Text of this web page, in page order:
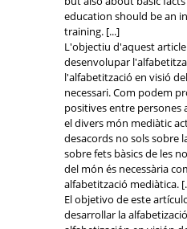
education should be an
training. [...]
L'objectiu d'aquest
desenvolupar
l'alfabetització en visió
necessari. Com podem
positives entre persones
el divers món mediàtic
desacords no sols sobre
sobre fets bàsics de les
del món és necessària
alfabetització mediàtica.
El objetivo de este
desarrollar la